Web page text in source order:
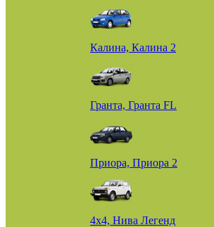
Калина, Калина 2
Гранта, Гранта FL
Приора, Приора 2
4х4, Нива Легенд